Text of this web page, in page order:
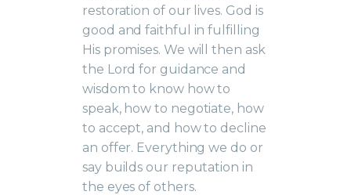
restoration of our lives. God is
good and faithful in fulfilling
His promises. We will then ask
the Lord for guidance and
wisdom to know how to
speak, how to negotiate, how
to accept, and how to decline
an offer. Everything we do or
say builds our reputation in
the eyes of others.